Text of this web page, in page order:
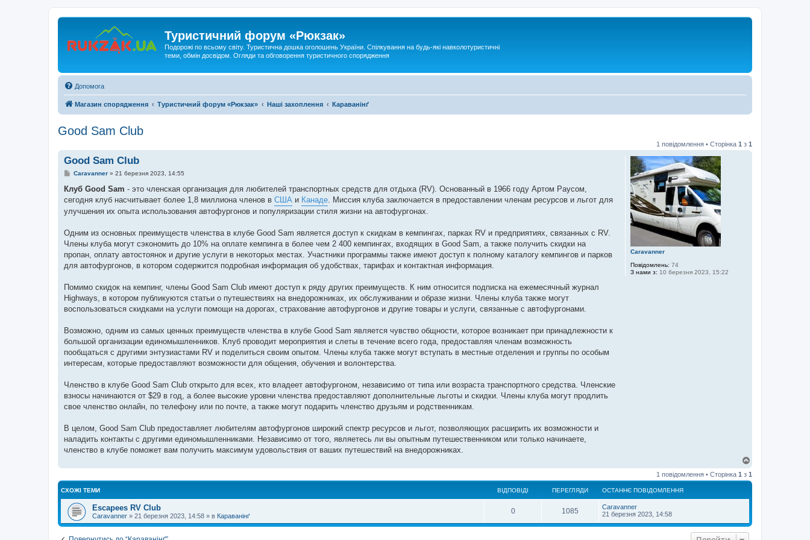
Туристичний форум «Рюкзак»
Подорожі по всьому світу. Туристична дошка оголошень України. Спілкування на будь-які навколотуристичні
теми, обмін досвідом. Огляди та обговорення туристичного спорядження
Допомога
Магазин спорядження Туристичний форум «Рюкзак» Наші захоплення Караванінґ
Good Sam Club
1 повідомлення • Сторінка 1 з 1
Caravanner
Повідомлень: 74
З нами з: 10 березня 2023, 15:22
Good Sam Club
П
в
д
о
м
е
н
н
я
Caravanner» 21 березня 2023, 14:55
Клуб Good Sam - это членская организация для любителей транспортных средств для отдыха (RV). Основанный в 1966 году Артом Раусом,
сегодня клуб насчитывает более 1,8 миллиона членов в США и Канаде . Миссия клуба заключается в предоставлении членам ресурсов и льгот для
улучшения их опыта использования автофургонов и популяризации стиля жизни на автофургонах.
Одним из основных преимуществ членства в клубе Good Sam является доступ к скидкам в кемпингах, парках RV и предприятиях, связанных с RV.
Члены клуба могут сэкономить до 10% на оплате кемпинга в более чем 2 400 кемпингах, входящих в Good Sam, а также получить скидки на
пропан, оплату автостоянок и другие услуги в некоторых местах. Участники программы также имеют доступ к полному каталогу кемпингов и парков
для автофургонов, в котором содержится подробная информация об удобствах, тарифах и контактная информация.
Помимо скидок на кемпинг, члены Good Sam Club имеют доступ к ряду других преимуществ. К ним относится подписка на ежемесячный журнал
Highways, в котором публикуются статьи о путешествиях на внедорожниках, их обслуживании и образе жизни. Члены клуба также могут
воспользоваться скидками на услуги помощи на дорогах, страхование автофургонов и другие товары и услуги, связанные с автофургонами.
Возможно, одним из самых ценных преимуществ членства в клубе Good Sam является чувство общности, которое возникает при принадлежности к
большой организации единомышленников. Клуб проводит мероприятия и слеты в течение всего года, предоставляя членам возможность
пообщаться с другими энтузиастами RV и поделиться своим опытом. Члены клуба также могут вступать в местные отделения и группы по особым
интересам, которые предоставляют возможности для общения, обучения и волонтерства.
Членство в клубе Good Sam Club открыто для всех, кто владеет автофургоном, независимо от типа или возраста транспортного средства. Членские
взносы начинаются от $29 в год, а более высокие уровни членства предоставляют дополнительные льготы и скидки. Члены клуба могут продлить
свое членство онлайн, по телефону или по почте, а также могут подарить членство друзьям и родственникам.
В целом, Good Sam Club предоставляет любителям автофургонов широкий спектр ресурсов и льгот, позволяющих расширить их возможности и
наладить контакты с другими единомышленниками. Независимо от того, являетесь ли вы опытным путешественником или только начинаете,
членство в клубе поможет вам получить максимум удовольствия от ваших путешествий на внедорожниках.
г
о
1 повідомлення • Сторінка 1 з 1
СХОЖІ ТЕМИ ВІДПОВІДІ ПЕРЕГЛЯДИ ОСТАННЄ ПОВІДОМЛЕННЯ
Escapees RV Club
Caravanner » 21 березня 2023, 14:58 » в Караванінґ
0 1085
Caravanner
21 березня 2023, 14:58